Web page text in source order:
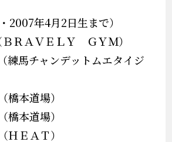
2007年4月2日生まで）
ＲＡＶＥＬＹ ＧＹＭ）
馬チャンデットムエタイジ
本道場）
本道場）
ＥＡＴ）